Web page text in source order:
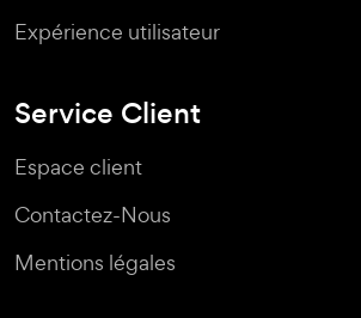
Expérience utilisateur
Service Client
Espace client
Contactez-Nous
Mentions légales